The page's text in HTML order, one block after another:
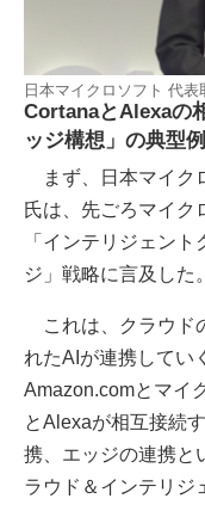
日本マイクロソフト 代
CortanaとAlexaの
ッジ構想」の典型例
まず、日本マイク
氏は、先ごろマイク
「インテリジェン
ジ」戦略に言及した。
これは、クラウド
れたAIが連携してい
Amazon.comとマイ
とAlexaが相互接続
携、エッジの連携と
ラウド＆インテリジ